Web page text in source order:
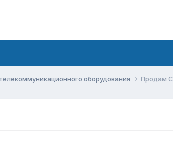
оборудования Продам